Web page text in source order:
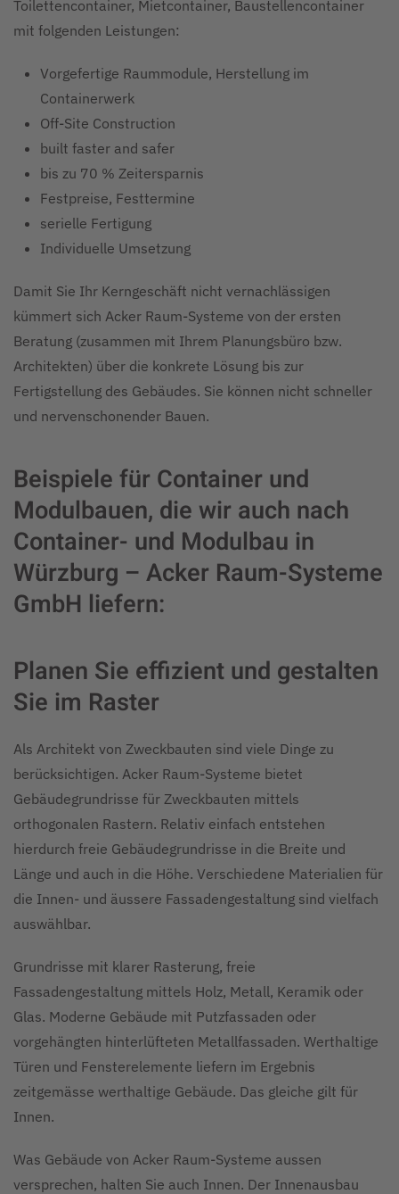
Toilettencontainer, Mietcontainer, Baustellencontainer
mit folgenden Leistungen:
Vorgefertige Raummodule, Herstellung im
Containerwerk
Off-Site Construction
built faster and safer
bis zu 70 % Zeitersparnis
Festpreise, Festtermine
serielle Fertigung
Individuelle Umsetzung
Damit Sie Ihr Kerngeschäft nicht vernachlässigen
kümmert sich Acker Raum-Systeme von der ersten
Beratung (zusammen mit Ihrem Planungsbüro bzw.
Architekten) über die konkrete Lösung bis zur
Fertigstellung des Gebäudes. Sie können nicht schneller
und nervenschonender Bauen.
Beispiele für Container und
Modulbauen, die wir auch nach
Container- und Modulbau in
Würzburg – Acker Raum-Systeme
GmbH liefern:
Planen Sie effizient und gestalten
Sie im Raster
Als Architekt von Zweckbauten sind viele Dinge zu
berücksichtigen. Acker Raum-Systeme bietet
Gebäudegrundrisse für Zweckbauten mittels
orthogonalen Rastern. Relativ einfach entstehen
hierdurch freie Gebäudegrundrisse in die Breite und
Länge und auch in die Höhe. Verschiedene Materialien für
die Innen- und äussere Fassadengestaltung sind vielfach
auswählbar.
Grundrisse mit klarer Rasterung, freie
Fassadengestaltung mittels Holz, Metall, Keramik oder
Glas. Moderne Gebäude mit Putzfassaden oder
vorgehängten hinterlüfteten Metallfassaden. Werthaltige
Türen und Fensterelemente liefern im Ergebnis
zeitgemässe werthaltige Gebäude. Das gleiche gilt für
Innen.
Was Gebäude von Acker Raum-Systeme aussen
versprechen, halten Sie auch Innen. Der Innenausbau